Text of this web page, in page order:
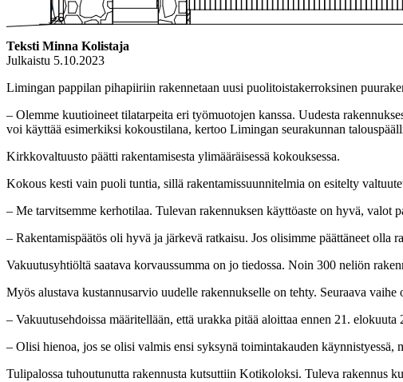
Teksti Minna Kolistaja
Julkaistu 5.10.2023
Limingan pappilan pihapiiriin rakennetaan uusi puolitoistakerroksinen
– Olemme kuutioineet tilatarpeita eri työmuotojen kanssa. Uudesta
voi käyttää esimerkiksi kokoustilana, kertoo Limingan seurakunnan
Kirkkovaltuusto päätti rakentamisesta ylimääräisessä kokouksessa.
Kokous kesti vain puoli tuntia, sillä rakentamissuunnitelmia on esitelty
– Me tarvitsemme kerhotilaa. Tulevan rakennuksen käyttöaste on hyvä, valot
– Rakentamispäätös oli hyvä ja järkevä ratkaisu. Jos olisimme päättäneet olla
Vakuutusyhtiöltä saatava korvaussumma on jo tiedossa. Noin 300 neliön
Myös alustava kustannusarvio uudelle rakennukselle on tehty. Seuraava
– Vakuutusehdoissa määritellään, että urakka pitää aloittaa ennen 21.
– Olisi hienoa, jos se olisi valmis ensi syksynä toimintakauden käynnistyessä,
Tulipalossa tuhoutunutta rakennusta kutsuttiin Kotikoloksi. Tuleva rakennus